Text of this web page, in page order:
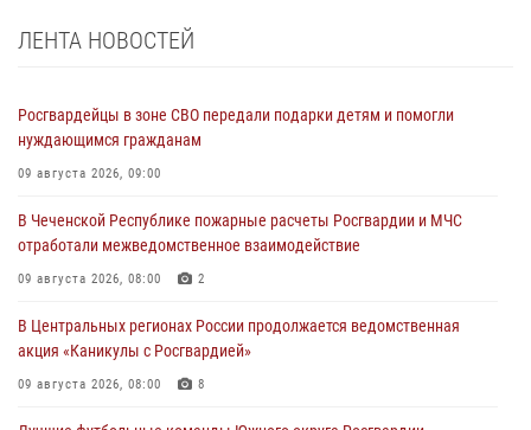
ЛЕНТА НОВОСТЕЙ
Росгвардейцы в зоне СВО передали подарки детям и помогли
нуждающимся гражданам
09 августа 2026, 09:00
В Чеченской Республике пожарные расчеты Росгвардии и МЧС
отработали межведомственное взаимодействие
09 августа 2026, 08:00 2
В Центральных регионах России продолжается ведомственная
акция «Каникулы с Росгвардией»
09 августа 2026, 08:00 8